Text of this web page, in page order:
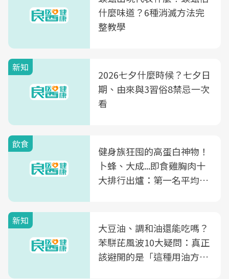
什麼味道？6種消滅方法完
整教學
新知
2026七夕什麼時候？七夕日
期、由來與3習俗8禁忌一次
看
飲食
健身族狂囤的高蛋白神物！
卜蜂、大成...即食雞胸肉十
大排行出爐：第一名平均一
新知
大豆油、調和油還能吃嗎？
苯駢芘風波10大疑問：真正
該避開的是「這種用油方